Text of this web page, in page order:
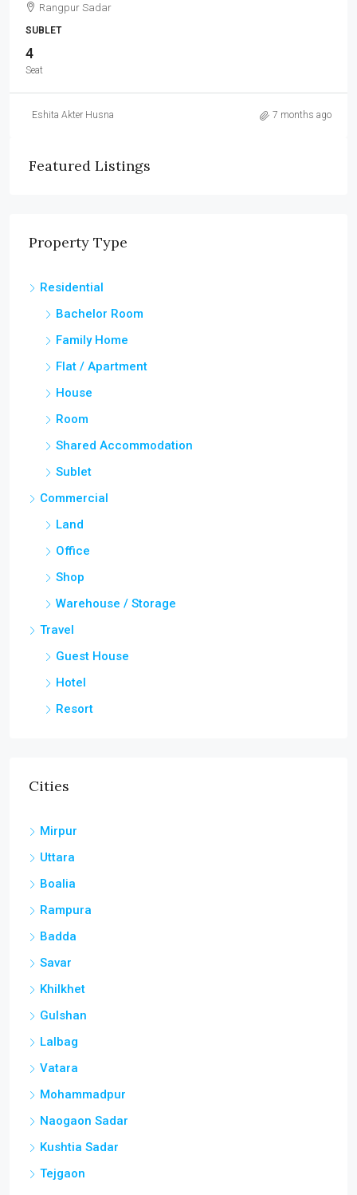
Rangpur Sadar
SUBLET
4
Seat
Eshita Akter Husna 7 months ago
Featured Listings
Property Type
Residential
Bachelor Room
Family Home
Flat / Apartment
House
Room
Shared Accommodation
Sublet
Commercial
Land
Office
Shop
Warehouse / Storage
Travel
Guest House
Hotel
Resort
Cities
Mirpur
Uttara
Boalia
Rampura
Badda
Savar
Khilkhet
Gulshan
Lalbag
Vatara
Mohammadpur
Naogaon Sadar
Kushtia Sadar
Tejgaon